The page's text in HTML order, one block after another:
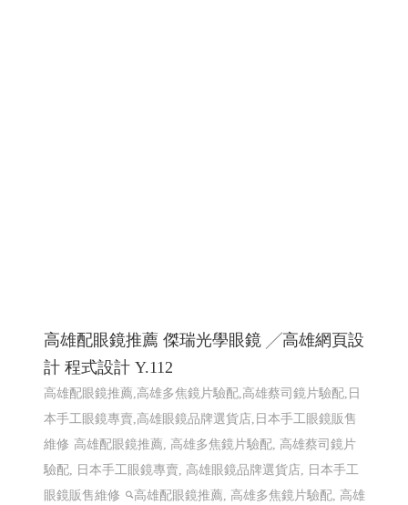
高雄配眼鏡推薦 傑瑞光學眼鏡 ╱高雄網頁設
計 程式設計 Y.112
高雄配眼鏡推薦,高雄多焦鏡片驗配,高雄蔡司鏡片驗配,日
本手工眼鏡專賣,高雄眼鏡品牌選貨店,日本手工眼鏡販售
維修 高雄配眼鏡推薦, 高雄多焦鏡片驗配, 高雄蔡司鏡片
驗配, 日本手工眼鏡專賣, 高雄眼鏡品牌選貨店, 日本手工
眼鏡販售維修
高雄配眼鏡推薦, 高雄多焦鏡片驗配, 高雄